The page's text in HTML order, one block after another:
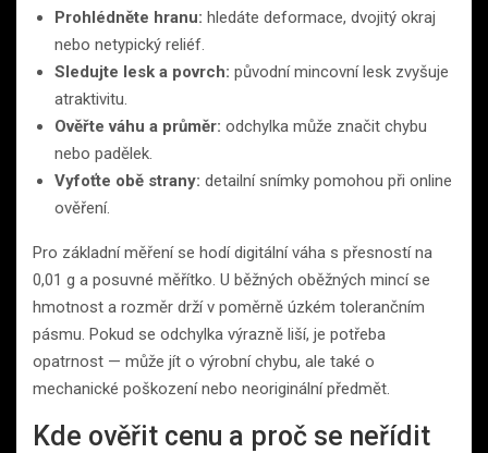
Prohlédněte hranu: hledáte deformace, dvojitý okraj
nebo netypický reliéf.
Sledujte lesk a povrch: původní mincovní lesk zvyšuje
atraktivitu.
Ověřte váhu a průměr: odchylka může značit chybu
nebo padělek.
Vyfoťte obě strany: detailní snímky pomohou při online
ověření.
Pro základní měření se hodí digitální váha s přesností na
0,01 g a posuvné měřítko. U běžných oběžných mincí se
hmotnost a rozměr drží v poměrně úzkém tolerančním
pásmu. Pokud se odchylka výrazně liší, je potřeba
opatrnost — může jít o výrobní chybu, ale také o
mechanické poškození nebo neoriginální předmět.
Kde ověřit cenu a proč se neřídit